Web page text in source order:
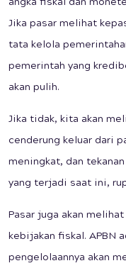
angka fiskal dan
Jika pasar melihat
tata kelola
pemerintah yang
akan pulih.
Jika tidak, kita akan
cenderung keluar dari
meningkat, dan
yang terjadi saat ini,
Pasar juga akan
kebijakan fiskal. APBN
pengelolaannya akan